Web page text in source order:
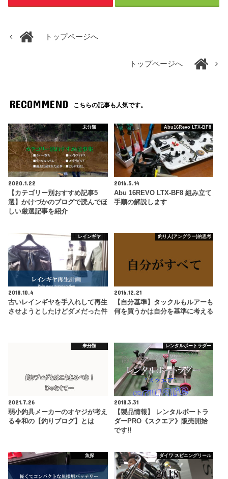
トップページへ
トップページへ
RECOMMEND こちらの記事も人気です。
未分類
2020.1.22
【カテゴリー別おすすめ記事5
選】かけづかのブログで読んでほ
しい厳選記事を紹介
Abu16Revo LTX-BF8
2016.5.14
Abu 16REVO LTX-BF8 組み立て
手順の解説します
レインギヤ
2018.10.4
古いレインギヤを手入れして再生
させようとしたけどダメだった件
釣り人(アングラー)的思考
2016.12.21
【自分基準】タックルもルアーも
何を買うかは自分を基準に考える
未分類
2021.7.26
弱小釣具メーカーのオヤジが考え
る令和の【釣りブログ】とは
レンタルボートラダー
2018.3.31
【製品情報】 レンタルボートラ
ダーPRO《スクエア》販売開始
です!!
魚探 ダイワ スピニングリール